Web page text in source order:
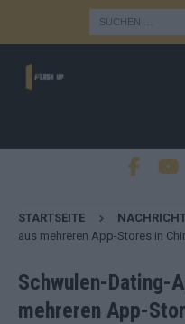
STARTSEITE
aus mehreren App-Stores in
Schwulen-Dating-
mehreren App-